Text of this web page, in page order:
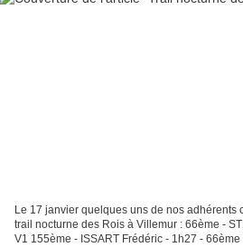
Le 17 janvier quelques uns de nos adhérents
trail nocturne des Rois à Villemur : 66ème -
V1 155ème - ISSART Frédéric - 1h27 -